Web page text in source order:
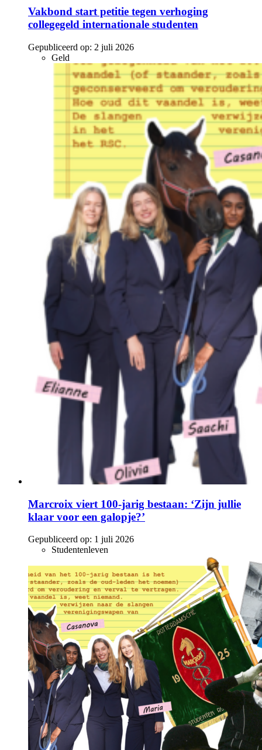
Vakbond start petitie tegen verhoging
collegegeld internationale studenten
Gepubliceerd op: 2 juli 2026
Geld
Marcroix viert 100-jarig bestaan: ‘Zijn jullie
klaar voor een galopje?’
Gepubliceerd op: 1 juli 2026
Studentenleven